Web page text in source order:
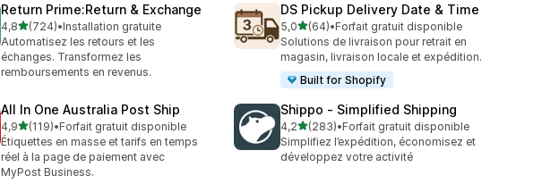
Return Prime:Return & Exchange
4,8étoile(s) sur 5
(724)
724 avis au total
•Installation gratuite
Automatisez les retours et les
échanges. Transformez les
remboursements en revenus.
DS Pickup Delivery Date & Time
5,0étoile(s) sur 5
(64)
64 avis au total
•Forfait gratuit disponible
Solutions de livraison pour retrait en
magasin, livraison locale et expédition.
Built for Shopify
All In One Australia Post Ship
4,9étoile(s) sur 5
(119)
119 avis au total
•Forfait gratuit disponible
Étiquettes en masse et tarifs en temps
réel à la page de paiement avec
MyPost Business.
Shippo ‑ Simplified Shipping
4,2étoile(s) sur 5
(283)
283 avis au total
•Forfait gratuit disponible
Simplifiez l’expédition, économisez et
développez votre activité